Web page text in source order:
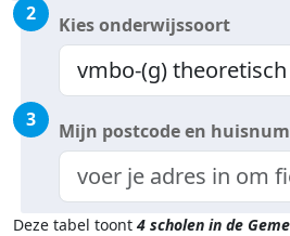
2 Kies onderwijssoort
3 Mijn postcode en
Deze tabel toont 4 scholen in de